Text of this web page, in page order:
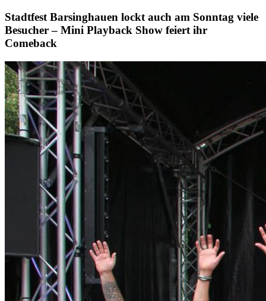
Stadtfest Barsinghauen lockt auch am Sonntag viele
Besucher – Mini Playback Show feiert ihr
Comeback